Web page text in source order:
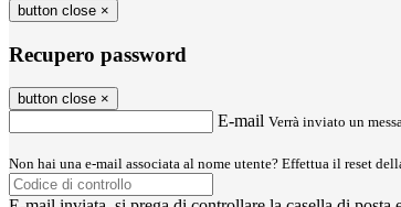
button close ×
Recupero password
button close ×
E-mail Verrà inviato un
Non hai una e-mail associata al nome utente? Effettua il reset